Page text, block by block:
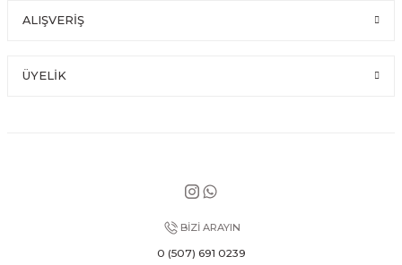
ALIŞVERİŞ
ÜYELİK
BİZİ ARAYIN
0 (507) 691 0239